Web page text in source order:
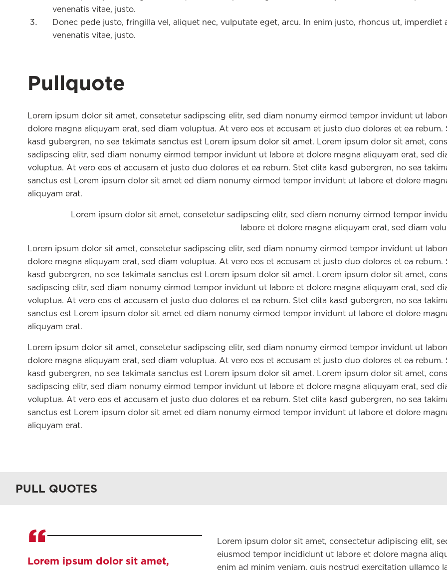
venenatis vitae, justo.
Donec pede justo, fringilla vel, aliquet nec, vulputate eget, arcu. In enim justo, rhoncus ut, imperdiet
venenatis vitae, justo.
Pullquote
Lorem ipsum dolor sit amet, consetetur sadipscing elitr, sed diam nonumy eirmod tempor invidunt ut
dolore magna aliquyam erat, sed diam voluptua. At vero eos et accusam et justo duo dolores et ea rebum.
kasd gubergren, no sea takimata sanctus est Lorem ipsum dolor sit amet. Lorem ipsum dolor sit amet,
sadipscing elitr, sed diam nonumy eirmod tempor invidunt ut labore et dolore magna aliquyam erat, sed
voluptua. At vero eos et accusam et justo duo dolores et ea rebum. Stet clita kasd gubergren, no sea
sanctus est Lorem ipsum dolor sit amet ed diam nonumy eirmod tempor invidunt ut labore et dolore
aliquyam erat.
Lorem ipsum dolor sit amet, consetetur sadipscing elitr, sed diam nonumy eirmod tempor
labore et dolore magna aliquyam erat, sed diam
Lorem ipsum dolor sit amet, consetetur sadipscing elitr, sed diam nonumy eirmod tempor invidunt ut
dolore magna aliquyam erat, sed diam voluptua. At vero eos et accusam et justo duo dolores et ea rebum.
kasd gubergren, no sea takimata sanctus est Lorem ipsum dolor sit amet. Lorem ipsum dolor sit amet,
sadipscing elitr, sed diam nonumy eirmod tempor invidunt ut labore et dolore magna aliquyam erat, sed
voluptua. At vero eos et accusam et justo duo dolores et ea rebum. Stet clita kasd gubergren, no sea
sanctus est Lorem ipsum dolor sit amet ed diam nonumy eirmod tempor invidunt ut labore et dolore
aliquyam erat.
Lorem ipsum dolor sit amet, consetetur sadipscing elitr, sed diam nonumy eirmod tempor invidunt ut
dolore magna aliquyam erat, sed diam voluptua. At vero eos et accusam et justo duo dolores et ea rebum.
kasd gubergren, no sea takimata sanctus est Lorem ipsum dolor sit amet. Lorem ipsum dolor sit amet,
sadipscing elitr, sed diam nonumy eirmod tempor invidunt ut labore et dolore magna aliquyam erat, sed
voluptua. At vero eos et accusam et justo duo dolores et ea rebum. Stet clita kasd gubergren, no sea
sanctus est Lorem ipsum dolor sit amet ed diam nonumy eirmod tempor invidunt ut labore et dolore
aliquyam erat.
PULL QUOTES
Lorem ipsum dolor sit amet,
Lorem ipsum dolor sit amet, consectetur adipiscing elit,
eiusmod tempor incididunt ut labore et dolore magna
enim ad minim veniam, quis nostrud exercitation ullamco